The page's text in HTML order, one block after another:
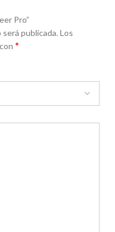
Pro”
publicada. Los
*